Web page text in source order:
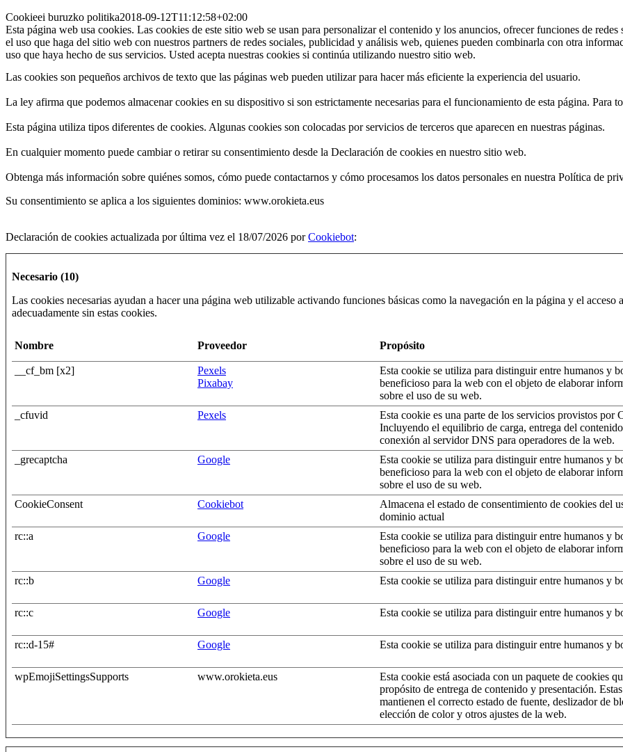
Cookieei buruzko politika2018-09-12T11:12:58+02:00
Esta página web usa cookies. Las cookies de este sitio web se usan para personalizar el contenido y los anuncios, ofrecer funciones de
el uso que haga del sitio web con nuestros partners de redes sociales, publicidad y análisis web, quienes pueden combinarla con otra
uso que haya hecho de sus servicios. Usted acepta nuestras cookies si continúa utilizando nuestro sitio web.
Las cookies son pequeños archivos de texto que las páginas web pueden utilizar para hacer más eficiente la experiencia del usuario.
La ley afirma que podemos almacenar cookies en su dispositivo si son estrictamente necesarias para el funcionamiento de esta página. Para
Esta página utiliza tipos diferentes de cookies. Algunas cookies son colocadas por servicios de terceros que aparecen en nuestras páginas.
En cualquier momento puede cambiar o retirar su consentimiento desde la Declaración de cookies en nuestro sitio web.
Obtenga más información sobre quiénes somos, cómo puede contactarnos y cómo procesamos los datos personales en nuestra Política de
Su consentimiento se aplica a los siguientes dominios: www.orokieta.eus
Declaración de cookies actualizada por última vez el 18/07/2026 porCookiebot:
Necesario (10)
Las cookies necesarias ayudan a hacer una página web utilizable activando funciones básicas como la navegación en la página y el
adecuadamente sin estas cookies.
Nombre Proveedor Propósito
__cf_bm [x2]
Pexels
Pixabay
Esta cookie se utiliza para distinguir entre humanos y
beneficioso para la web con el objeto de elaborar
sobre el uso de su web.
_cfuvid
Pexels
Esta cookie es una parte de los servicios provistos por
Incluyendo el equilibrio de carga, entrega del
conexión al servidor DNS para operadores de la web.
_grecaptcha
Google
Esta cookie se utiliza para distinguir entre humanos y
beneficioso para la web con el objeto de elaborar
sobre el uso de su web.
CookieConsent
Cookiebot
Almacena el estado de consentimiento de cookies del
dominio actual
rc::a
Google
Esta cookie se utiliza para distinguir entre humanos y
beneficioso para la web con el objeto de elaborar
sobre el uso de su web.
rc::b
Google Esta cookie se utiliza para distinguir entre humanos y
rc::c Google Esta cookie se utiliza para distinguir entre humanos y
rc::d-15# Google Esta cookie se utiliza para distinguir entre humanos y
wpEmojiSettingsSupports www.orokieta.eus
Esta cookie está asociada con un paquete de cookies
propósito de entrega de contenido y presentación.
mantienen el correcto estado de fuente, deslizador de
elección de color y otros ajustes de la web.